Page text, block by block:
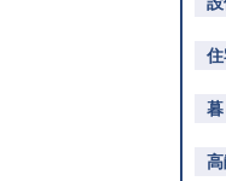
く
く
く